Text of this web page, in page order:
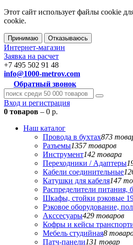
Этот сайт использует файлы cookie
cookie.
Принимаю Отказываюсь
Интернет-магазин
Заявка на расчет
+7 495 502 91 48
info@1000-metrov.com
Обратный звонок
Вход и регистрация
0 товаров – 0 р.
Наш каталог
Провода в бухтах873
Разъемы1357 товаров
Инструмент142 товара
Переходники / Адаптеры
Кабели соединительные
Катушки для кабеля147
Распределители питания,
Шкафы, стойки рэковые
Рэковое оборудование,
Акссесуары429 товаров
Кофры и кейсы
Мебель студийная8
Патч-панели131 товар